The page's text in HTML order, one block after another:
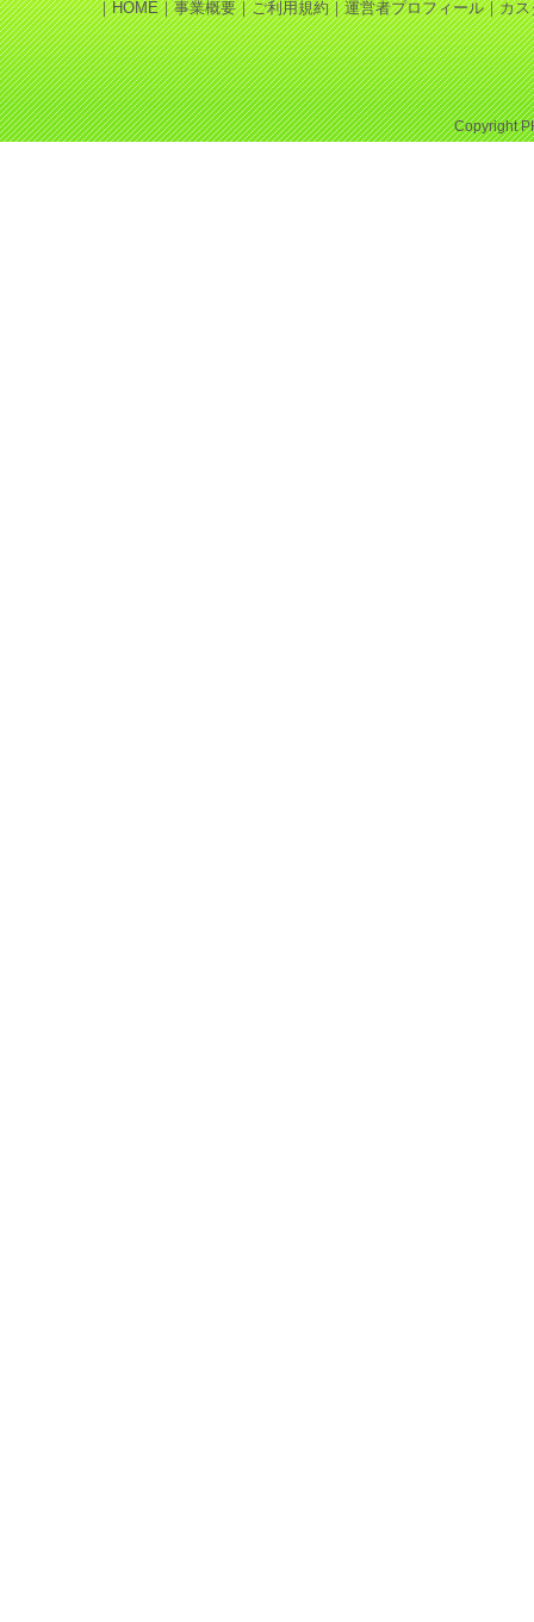
｜HOME｜事業概要｜ご利用規約｜運営者プロフィール｜カス
Copyright